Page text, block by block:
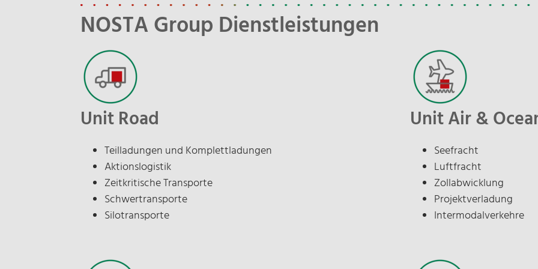
NOSTA Group Dienstleistungen
Unit Road
Teilladungen und Komplettladungen
Aktionslogistik
Zeitkritische Transporte
Schwertransporte
Silotransporte
Unit Air &
Seefracht
Luftfracht
Zollabwicklung
Projektverladung
Intermodalverkehre